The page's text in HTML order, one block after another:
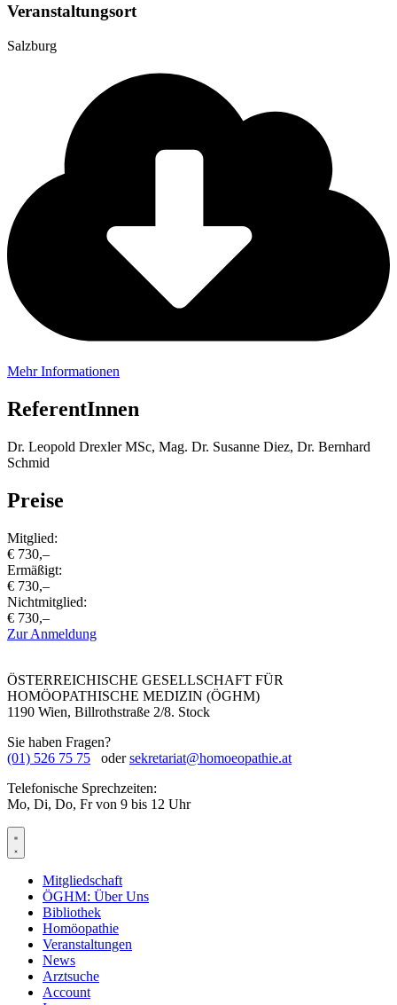
Veranstaltungsort
Salzburg
Mehr Informationen
ReferentInnen
Dr. Leopold Drexler MSc, Mag. Dr. Susanne Diez, Dr. Bernhard
Schmid
Preise
Mitglied:
€ 730,–
Ermäßigt:
€ 730,–
Nichtmitglied:
€ 730,–
Zur Anmeldung
ÖSTERREICHISCHE GESELLSCHAFT FÜR
HOMÖOPATHISCHE MEDIZIN (ÖGHM)
1190 Wien, Billrothstraße 2/8. Stock
Sie haben Fragen?
(01) 526 75 75 odersekretariat@homoeopathie.at
Telefonische Sprechzeiten:
Mo, Di, Do, Fr von 9 bis 12 Uhr
Mitgliedschaft
ÖGHM: Über Uns
Bibliothek
Homöopathie
Veranstaltungen
News
Arztsuche
Account